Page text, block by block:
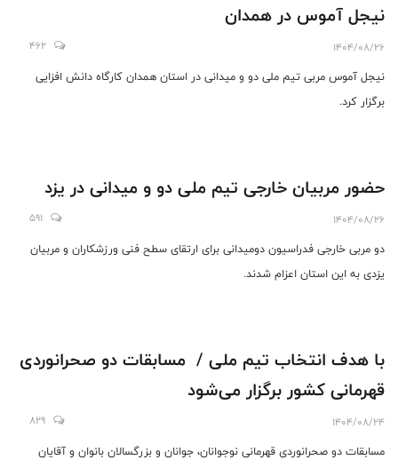
نیجل آموس در همدان
1404/08/26
462
نیجل آموس مربی تیم ملی دو و میدانی در استان همدان کارگاه دانش افزایی
برگزار کرد.
حضور مربیان خارجی تیم ملی دو و میدانی در یزد
1404/08/26
591
دو مربی خارجی فدراسیون دومیدانی برای ارتقای سطح فنی ورزشکاران و مربیان
یزدی به این استان اعزام شدند.
با هدف انتخاب تیم ملی / مسابقات دو صحرانوردی
قهرمانی کشور برگزار می‌شود
1404/08/24
829
مسابقات دو صحرانوردی قهرمانی نوجوانان، جوانان و بزرگسالان بانوان و آقایان